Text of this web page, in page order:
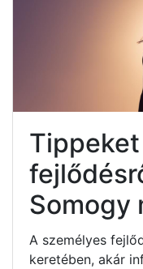
Somogy
A személyes
keretében, akár